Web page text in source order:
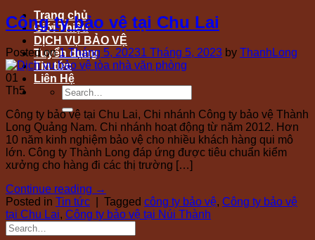
Trang chủ
Giới Thiệu
DỊCH VỤ BẢO VỆ
Tuyển dụng
Tin tức
Liên Hệ
Công ty bảo vệ tại Chu Lai
Posted on1 Tháng 5, 20231 Tháng 5, 2023 by ThanhLong
01
Th5
Công ty bảo vệ tại Chu Lai, Chi nhánh Công ty bảo vệ Thành
Long Quảng Nam. Chi nhánh hoạt động từ năm 2012. Hơn
10 năm kinh nghiệm bảo vệ cho nhiều khách hàng qui mô
lớn. Công ty Thành Long đáp ứng được tiêu chuẩn kiểm
xưởng cho hàng đi các thị trường […]
Continue reading →
Posted in Tin tức Tagged công ty bảo vệ, Công ty bảo vệ
tại Chu Lai, Công ty bảo vệ tại Núi Thành